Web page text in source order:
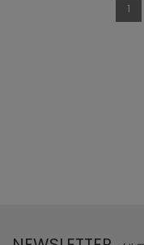
1